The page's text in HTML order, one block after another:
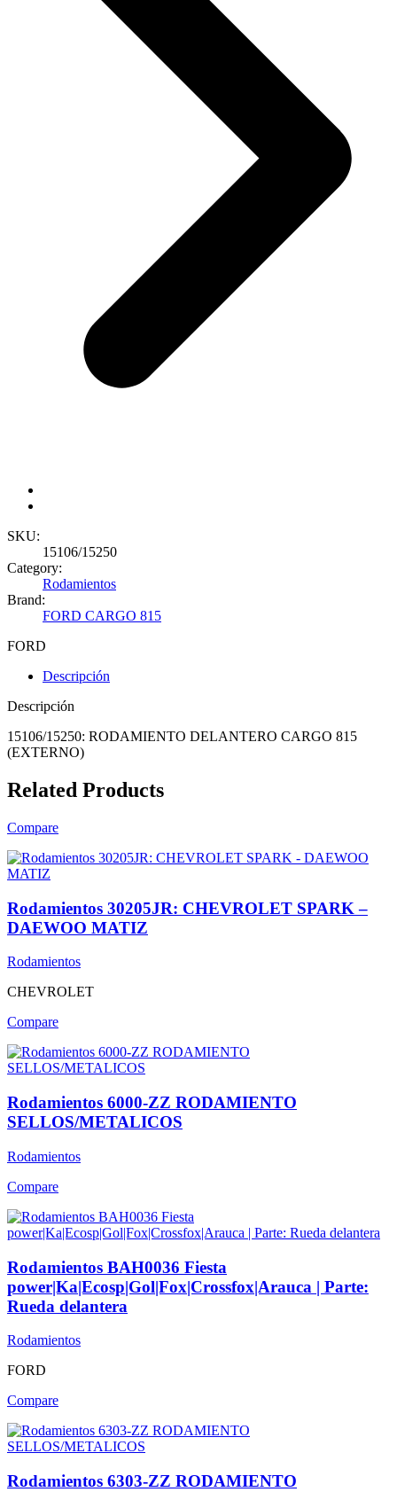
SKU:
15106/15250
Category:
Rodamientos
Brand:
FORD CARGO 815
FORD
Descripción
Descripción
15106/15250: RODAMIENTO DELANTERO CARGO 815
(EXTERNO)
Related Products
Compare
Rodamientos 30205JR: CHEVROLET SPARK –
DAEWOO MATIZ
Rodamientos
CHEVROLET
Compare
Rodamientos 6000-ZZ RODAMIENTO
SELLOS/METALICOS
Rodamientos
Compare
Rodamientos BAH0036 Fiesta
power|Ka|Ecosp|Gol|Fox|Crossfox|Arauca | Parte:
Rueda delantera
Rodamientos
FORD
Compare
Rodamientos 6303-ZZ RODAMIENTO